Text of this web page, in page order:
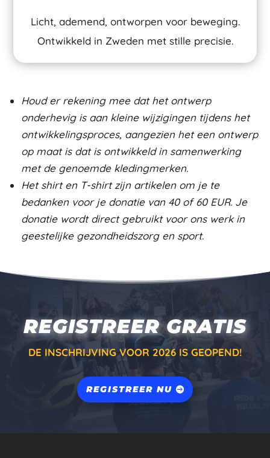
Licht, ademend, ontworpen voor beweging.
Ontwikkeld in Zweden met stille precisie.
Houd er rekening mee dat het ontwerp
onderhevig is aan kleine wijzigingen tijdens het
ontwikkelingsproces, aangezien het een ontwerp
op maat is dat is ontwikkeld in samenwerking
met de genoemde kledingmerken.
Het shirt en T-shirt zijn artikelen om je te
bedanken voor je donatie van 40 of 60 EUR. Je
donatie wordt direct gebruikt voor ons werk in
geestelijke gezondheidszorg en sport.
REGISTREER GRATIS
DE INSCHRIJVING VOOR 2026 IS GEOPEND!
REGISTREER NU